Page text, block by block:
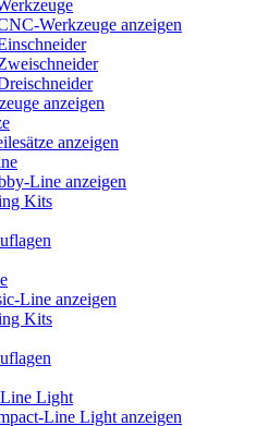
Werkzeuge anzeigen
anzeigen
anzeigen
Line anzeigen
Kits
Line anzeigen
Kits
Line Light
Line Light anzeigen